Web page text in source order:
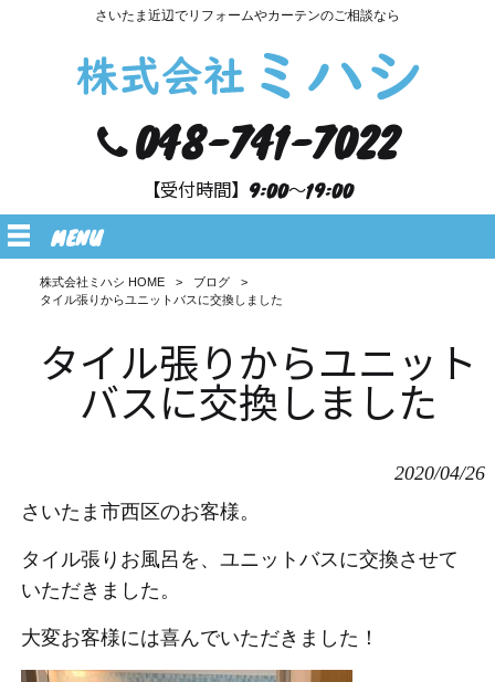
さいたま近辺でリフォームやカーテンのご相談なら
048-741-7022
【受付時間】9:00～19:00
MENU
株式会社ミハシ HOME > ブログ
>
タイル張りからユニットバスに交換しました
タイル張りからユニット
バスに交換しました
2020/04/26
さいたま市西区のお客様。
タイル張りお風呂を、ユニットバスに交換させて
いただきました。
大変お客様には喜んでいただきました！